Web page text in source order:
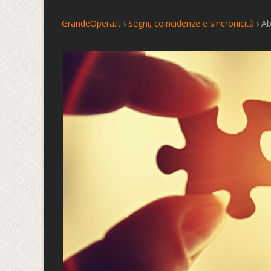
GrandeOpera.it › Segni, coincidenze e sincronicità ›